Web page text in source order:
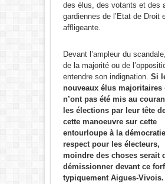
des élus, des votants et des
gardiennes de l’Etat de Droit
affligeante.
Devant l’ampleur du
de la majorité ou de
entendre son indignation. Si
nouveaux élus majoritaires
n’ont pas été mis au
les élections par leur tête
cette manoeuvre sur cette
entourloupe à la
respect pour les électeurs,
moindre des choses serait
démissionner devant ce
typiquement Aigues-Vivois.